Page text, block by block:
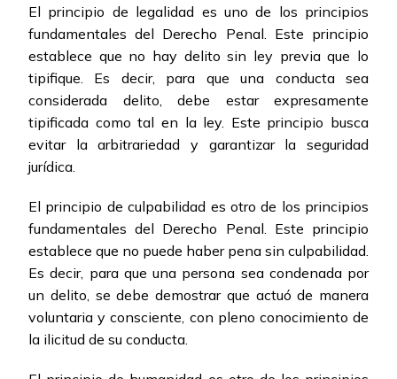
El principio de legalidad es uno de los principios
fundamentales del Derecho Penal. Este principio
establece que no hay delito sin ley previa que lo
tipifique. Es decir, para que una conducta sea
considerada delito, debe estar expresamente
tipificada como tal en la ley. Este principio busca
evitar la arbitrariedad y garantizar la seguridad
jurídica.
El principio de culpabilidad es otro de los principios
fundamentales del Derecho Penal. Este principio
establece que no puede haber pena sin culpabilidad.
Es decir, para que una persona sea condenada por
un delito, se debe demostrar que actuó de manera
voluntaria y consciente, con pleno conocimiento de
la ilicitud de su conducta.